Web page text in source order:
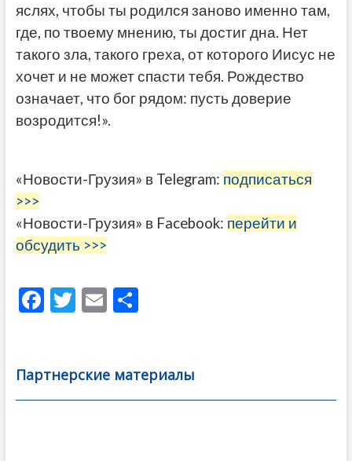
яслях, чтобы ты родился заново именно там,
где, по твоему мнению, ты достиг дна. Нет
такого зла, такого греха, от которого Иисус не
хочет и не может спасти тебя. Рождество
означает, что бог рядом: пусть доверие
возродится!».
«Новости-Грузия» в Telegram: подписаться
>>>
«Новости-Грузия» в Facebook: перейти и
обсудить >>>
F
b
o
T
er
E
l
О
а
в
Партнерские материалы